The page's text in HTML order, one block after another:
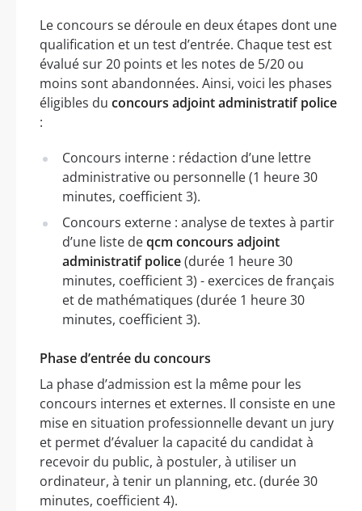
Le concours se déroule en deux étapes dont une
qualification et un test d’entrée. Chaque test est
évalué sur 20 points et les notes de 5/20 ou
moins sont abandonnées. Ainsi, voici les phases
éligibles du concours adjoint administratif police
:
Concours interne : rédaction d’une lettre
administrative ou personnelle (1 heure 30
minutes, coefficient 3).
Concours externe : analyse de textes à partir
d’une liste deqcm concours adjoint
administratif police(durée 1 heure 30
minutes, coefficient 3) - exercices de français
et de mathématiques (durée 1 heure 30
minutes, coefficient 3).
Phase d’entrée du concours
La phase d’admission est la même pour les
concours internes et externes. Il consiste en une
mise en situation professionnelle devant un jury
et permet d’évaluer la capacité du candidat à
recevoir du public, à postuler, à utiliser un
ordinateur, à tenir un planning, etc. (durée 30
minutes, coefficient 4).